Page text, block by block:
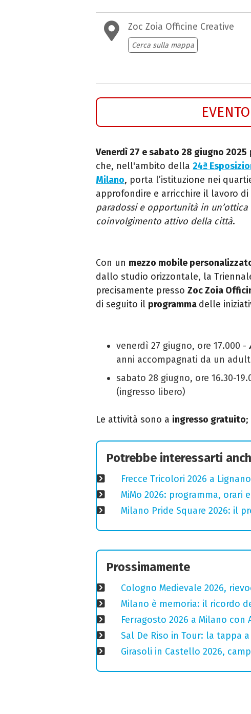
Zoc Zoia Officine Creative
Cerca sulla mappa
Venerdì 27 e sabato 28 giugno 2025
che, nell'ambito della 24ª
Milano, porta l’istituzione nei
approfondire e arricchire il lavoro
paradossi e opportunità in
coinvolgimento attivo della città.
Con un mezzo mobile
dallo studio orizzontale, la
precisamente presso Zoc Zoia
di seguito il programma delle
venerdì 27 giugno, ore 17.000 -
anni accompagnati da un
sabato 28 giugno, ore 16.30-
(ingresso libero)
Le attività sono a ingresso gratuito;
Potrebbe interessarti
Frecce Tricolori 2026 a
MiMo 2026: programma,
Milano Pride Square 2026: il
Prossimamente
Cologno Medievale 2026,
Milano è memoria: il ricordo
Ferragosto 2026 a Milano
Sal De Riso in Tour: la tappa
Girasoli in Castello 2026,